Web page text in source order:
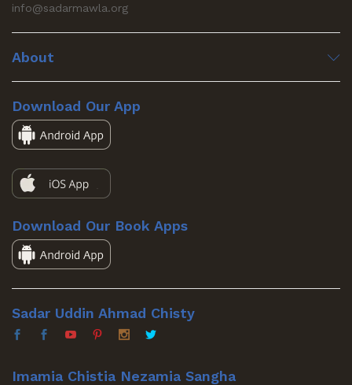
info@sadarmawla.org
About
Download Our App
Download Our Book Apps
Sadar Uddin Ahmad Chisty
Imamia Chistia Nezamia Sangha